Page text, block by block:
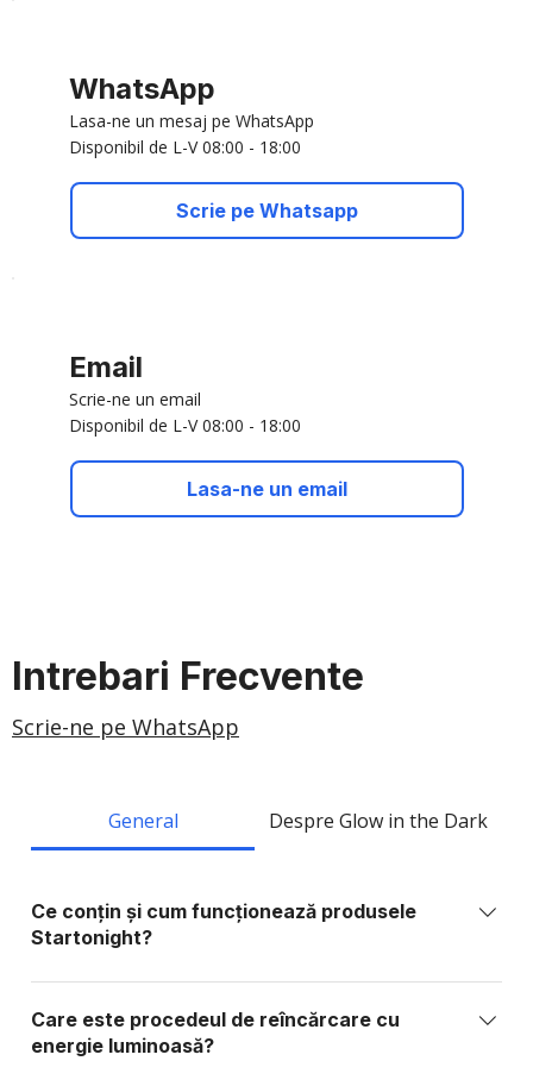
WhatsApp
Lasa-ne un mesaj pe WhatsApp
Disponibil de L-V 08:00 - 18:00
Scrie pe Whatsapp
Email
Scrie-ne un email
Disponibil de L-V 08:00 - 18:00
Lasa-ne un email
Intrebari Frecvente
Scrie-ne pe WhatsApp
General Despre Glow in the Dark
Ce conțin și cum funcționează produsele
Startonight?
Produsele Startonight sunt realizate din elemente
sintetice sau organice stabile, fără fosfor, plumb,
metale grele sau substanțe toxice. Ele conțin
Care este procedeul de reîncărcare cu
energie luminoasă?